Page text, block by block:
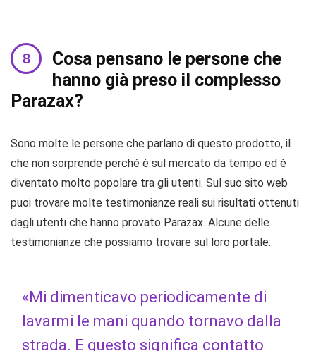
Cosa pensano le persone che
hanno già preso il complesso
Parazax?
Sono molte le persone che parlano di questo prodotto, il
che non sorprende perché è sul mercato da tempo ed è
diventato molto popolare tra gli utenti. Sul suo sito web
puoi trovare molte testimonianze reali sui risultati ottenuti
dagli utenti che hanno provato Parazax. Alcune delle
testimonianze che possiamo trovare sul loro portale:
«Mi dimenticavo periodicamente di
lavarmi le mani quando tornavo dalla
strada. E questo significa contatto